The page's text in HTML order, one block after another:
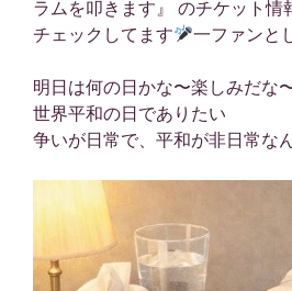
ラムを叩きます』 のチケット
チェックしてます
一ファンと
明日は何の日かな〜楽しみだな
世界平和の日でありたい
争いが日常で、平和が非日常な